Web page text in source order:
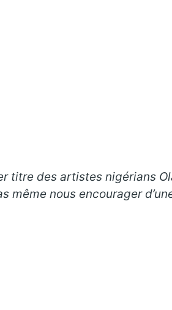
titre des artistes nigérians
même nous encourager